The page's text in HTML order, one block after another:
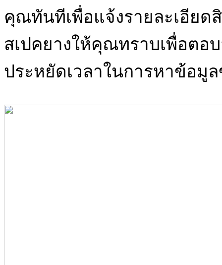
คุณทันทีเพื่อแจ้งรายละเอียด
สเปคยางให้คุณทราบเพื่อตอ
ประหยัดเวลาในการหาข้อมู